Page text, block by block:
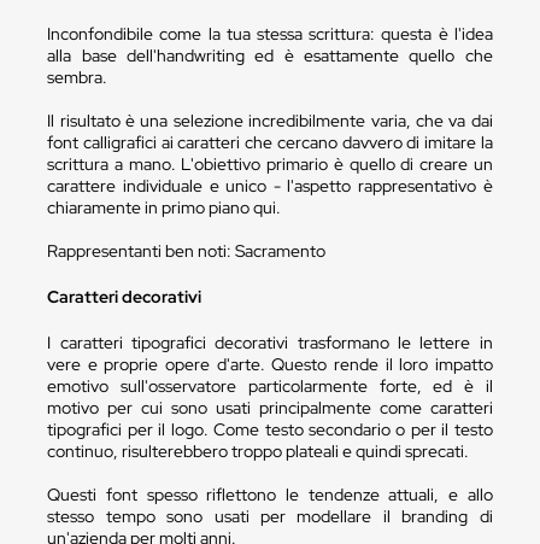
Inconfondibile come la tua stessa scrittura: questa è l'idea
alla base dell'handwriting ed è esattamente quello che
sembra.
Il risultato è una selezione incredibilmente varia, che va dai
font calligrafici ai caratteri che cercano davvero di imitare la
scrittura a mano. L'obiettivo primario è quello di creare un
carattere individuale e unico - l'aspetto rappresentativo è
chiaramente in primo piano qui.
Rappresentanti ben noti: Sacramento
Caratteri decorativi
I caratteri tipografici decorativi trasformano le lettere in
vere e proprie opere d'arte. Questo rende il loro impatto
emotivo sull'osservatore particolarmente forte, ed è il
motivo per cui sono usati principalmente come caratteri
tipografici per il logo. Come testo secondario o per il testo
continuo, risulterebbero troppo plateali e quindi sprecati.
Questi font spesso riflettono le tendenze attuali, e allo
stesso tempo sono usati per modellare il branding di
un'azienda per molti anni.